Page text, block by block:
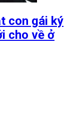
con gái ký
cho về ở